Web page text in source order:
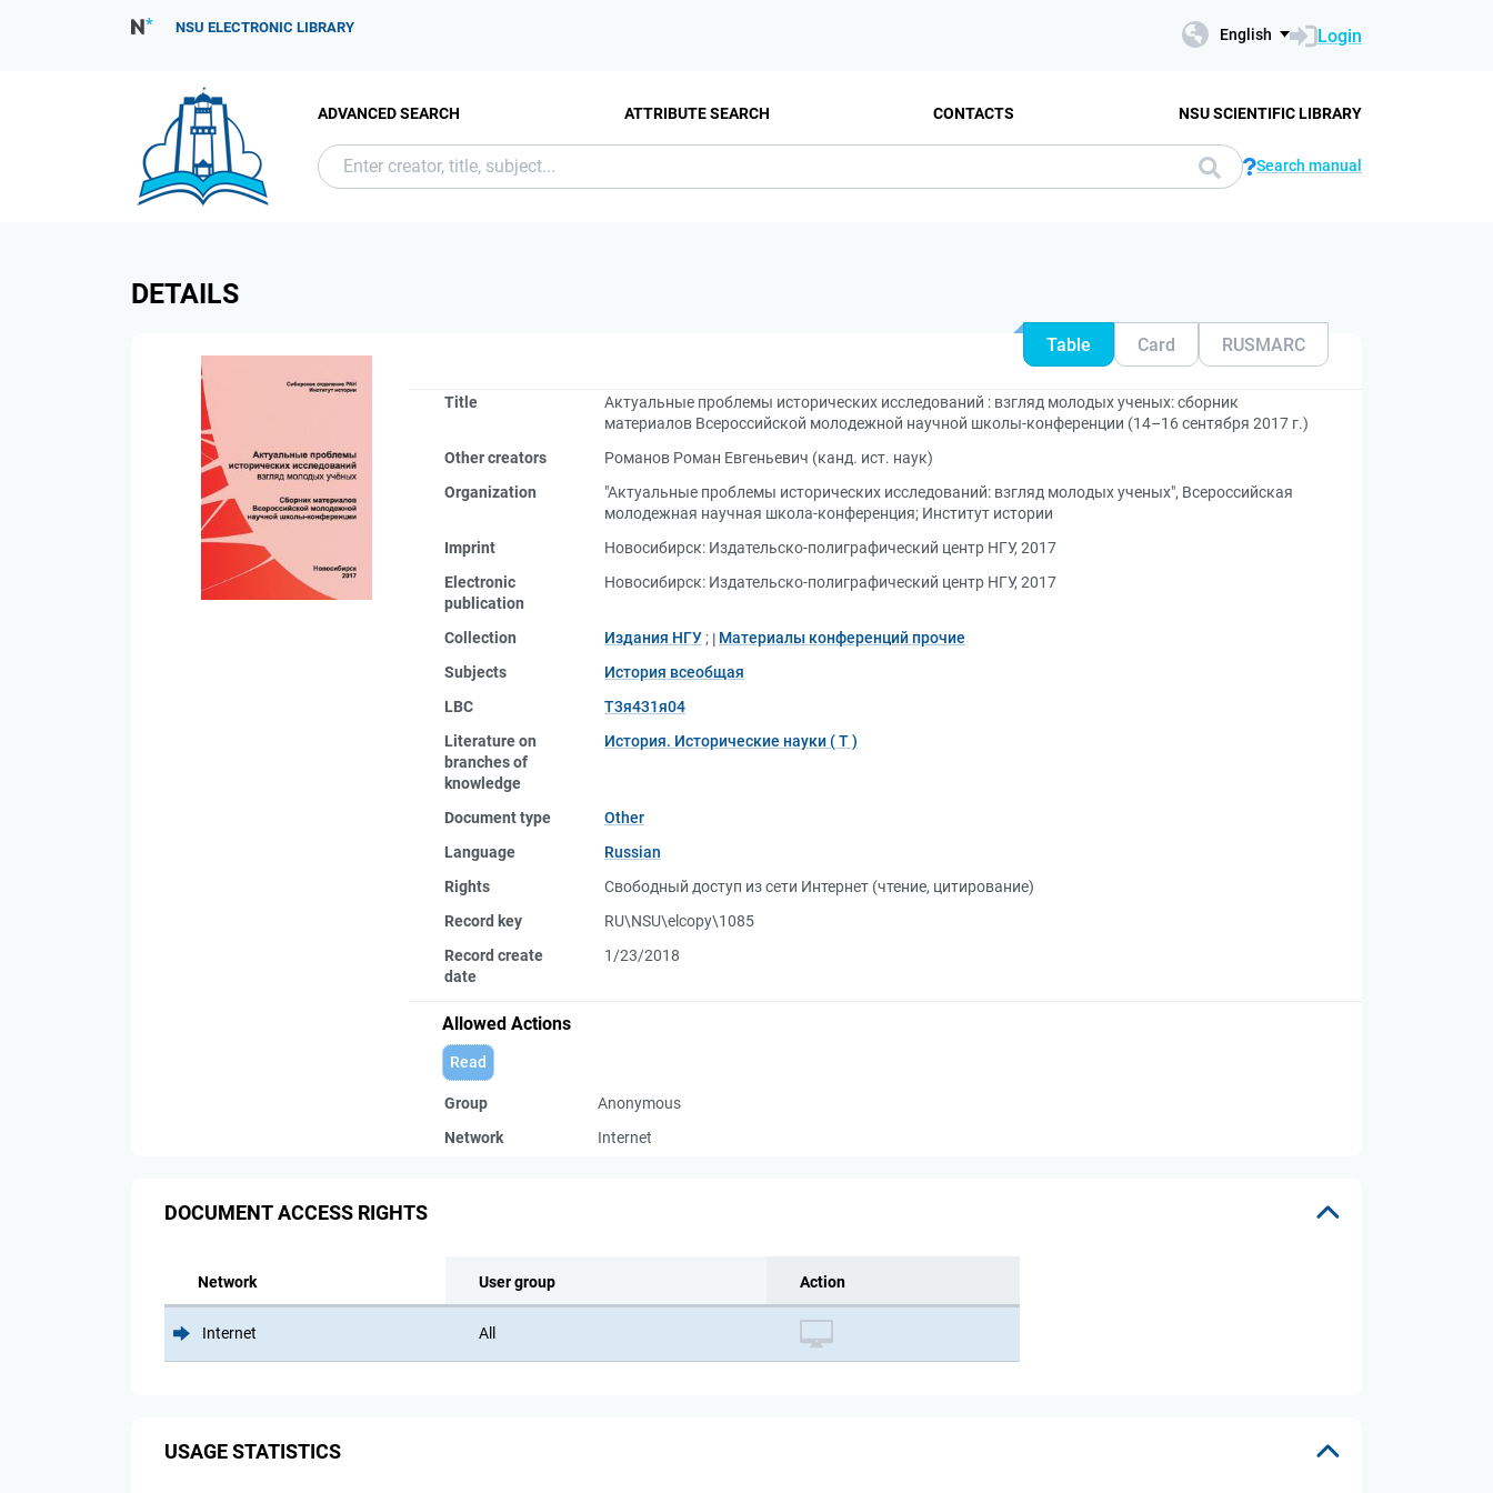
NSU ELECTRONIC LIBRARY English Login
ADVANCED SEARCH ATTRIBUTE SEARCH CONTACTS NSU SCIENTIFIC LIBRARY
Search manual
DETAILS
Table Card RUSMARC
Title
Актуальные проблемы исторических исследований : взгляд молодых ученых: сборник
материалов Всероссийской молодежной научной школы-конференции (14–16 сентября 2017 г.)
Other creators
Романов Роман Евгеньевич (канд. ист. наук)
Organization
"Актуальные проблемы исторических исследований: взгляд молодых ученых", Всероссийская
молодежная научная школа-конференция; Институт истории
Imprint
Новосибирск: Издательско-полиграфический центр НГУ, 2017
Electronic
publication
Новосибирск: Издательско-полиграфический центр НГУ, 2017
Collection Издания НГУ ;
Материалы конференций прочие
Subjects
История всеобщая
LBC
Т3я431я04
Literature on
branches of
knowledge
История. Исторические науки ( Т )
Document type
Other
Language
Russian
Rights
Свободный доступ из сети Интернет (чтение, цитирование)
Record key
RU\NSU\elcopy\1085
Record create
date
1/23/2018
Allowed Actions
Read
Group
Anonymous
Network
Internet
DOCUMENT ACCESS RIGHTS
Network User group Action
Internet All
USAGE STATISTICS